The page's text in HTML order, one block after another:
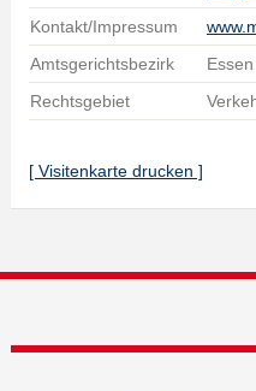
Kontakt/Impressum
Amtsgerichtsbezirk
Essen
Rechtsgebiet
[ Visitenkarte drucken ]